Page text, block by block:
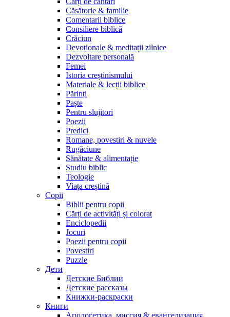
Căsătorie & familie
Comentarii biblice
Consiliere biblică
Crăciun
Devoționale & meditații zilnice
Dezvoltare personală
Femei
Istoria creștinismului
Materiale & lecții biblice
Părinți
Paște
Pentru slujitori
Poezii
Predici
Romane, povestiri & nuvele
Rugăciune
Sănătate & alimentație
Studiu biblic
Teologie
Viața creștină
Copii
Biblii pentru copii
Cărți de activități și colorat
Enciclopedii
Jocuri
Poezii pentru copii
Povestiri
Puzzle
Дети
Детские Библии
Детские рассказы
Книжки-раскраски
Книги